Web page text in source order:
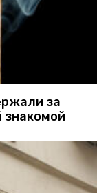
за
знакомой